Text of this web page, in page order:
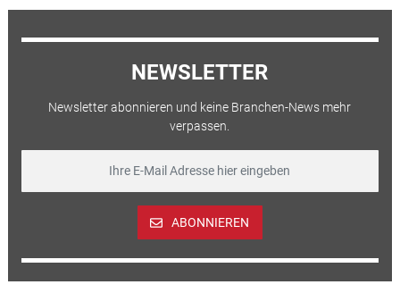
NEWSLETTER
Newsletter abonnieren und keine Branchen-News mehr
verpassen.
ABONNIEREN